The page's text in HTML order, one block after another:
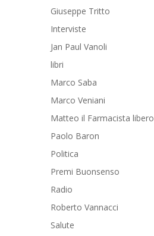
Giuseppe Tritto
Interviste
Jan Paul Vanoli
libri
Marco Saba
Marco Veniani
Matteo il Farmacista libero
Paolo Baron
Politica
Premi Buonsenso
Radio
Roberto Vannacci
Salute